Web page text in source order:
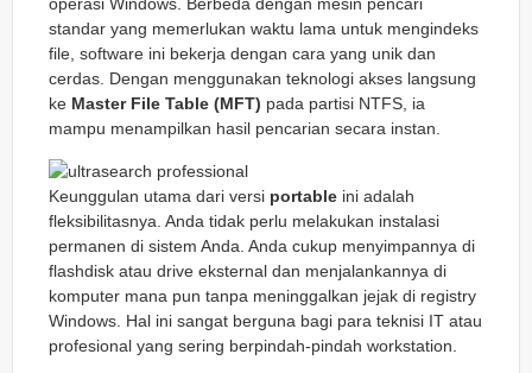
standar yang memerlukan waktu lama untuk mengindeks
file, software ini bekerja dengan cara yang unik dan
cerdas. Dengan menggunakan teknologi akses langsung
ke Master File Table (MFT) pada partisi NTFS, ia
mampu menampilkan hasil pencarian secara instan.
Keunggulan utama dari versi portable ini adalah
fleksibilitasnya. Anda tidak perlu melakukan instalasi
permanen di sistem Anda. Anda cukup menyimpannya di
flashdisk atau drive eksternal dan menjalankannya di
komputer mana pun tanpa meninggalkan jejak di registry
Windows. Hal ini sangat berguna bagi para teknisi IT atau
profesional yang sering berpindah-pindah workstation.